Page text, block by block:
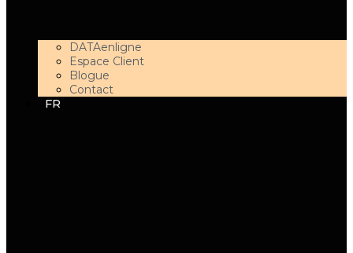
DATAenligne
Espace Client
Blogue
Contact
FR